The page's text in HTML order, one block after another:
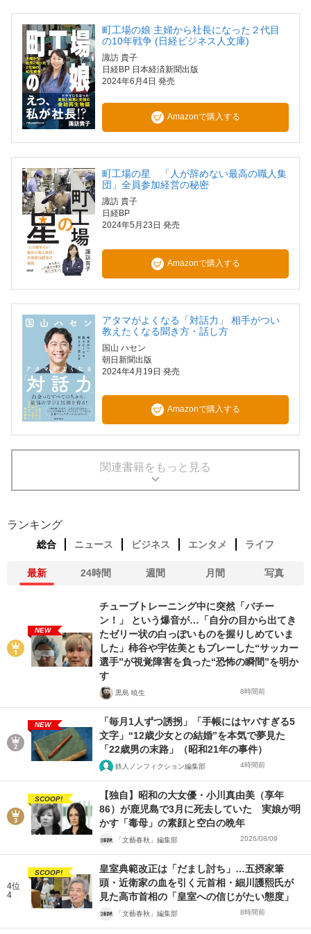
町工場の娘 主婦から社長になった２代目
の10年戦争 (日経ビジネス人文庫)
諏訪 貴子
日経BP 日本経済新聞出版
2024年6月4日 発売
Amazonで購入する
町工場の星 「人が辞めない最高の職人集
団」全員参加経営の秘密
諏訪 貴子
日経BP
2024年5月23日 発売
Amazonで購入する
アタマがよくなる「対話力」 相手がつい
教えたくなる聞き方・話し方
国山 ハセン
朝日新聞出版
2024年4月19日 発売
Amazonで購入する
関連書籍をもっと見る
ランキング
総合 ニュース ビジネス エンタメ ライフ
最新 24時間 週間 月間 写真
NEW
チューブトレーニング中に突然「バチー
ン！」 という爆音が…「自分の目から出てき
たゼリー状の白っぽいものを握りしめていま
した」柿谷や宇佐美ともプレーした“サッカー
選手”が視覚障害を負った“恐怖の瞬間”を明か
す
黒島 暁生 8時間前
NEW
「毎月1人ずつ誘拐」「手帳にはヤバすぎる5
文字」“12歳少女との結婚”を本気で夢見た
「22歳男の末路」（昭和21年の事件）
鉄人ノンフィクション編集部 4時間前
SCOOP!
【独自】昭和の大女優・小川真由美（享年
86）が鹿児島で3月に死去していた 実娘が明
かす「毒母」の素顔と空白の晩年
「文藝春秋」編集部 2026/08/09
4位
4
SCOOP!
皇室典範改正は「だまし討ち」…五摂家筆
頭・近衛家の血を引く元首相・細川護熙氏が
見た高市首相の「皇室への信じがたい態度」
「文藝春秋」編集部 8時間前